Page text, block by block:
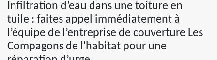
Infiltration d’eau dans une toiture en
tuile : faites appel immédiatement à
l’équipe de l’entreprise de couverture Les
Compagons de l'habitat pour une